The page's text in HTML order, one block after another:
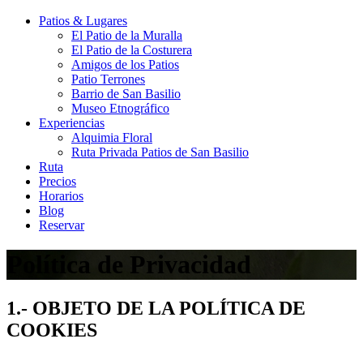
Patios & Lugares
El Patio de la Muralla
El Patio de la Costurera
Amigos de los Patios
Patio Terrones
Barrio de San Basilio
Museo Etnográfico
Experiencias
Alquimia Floral
Ruta Privada Patios de San Basilio
Ruta
Precios
Horarios
Blog
Reservar
Política de Privacidad
1.- OBJETO DE LA POLÍTICA DE
COOKIES